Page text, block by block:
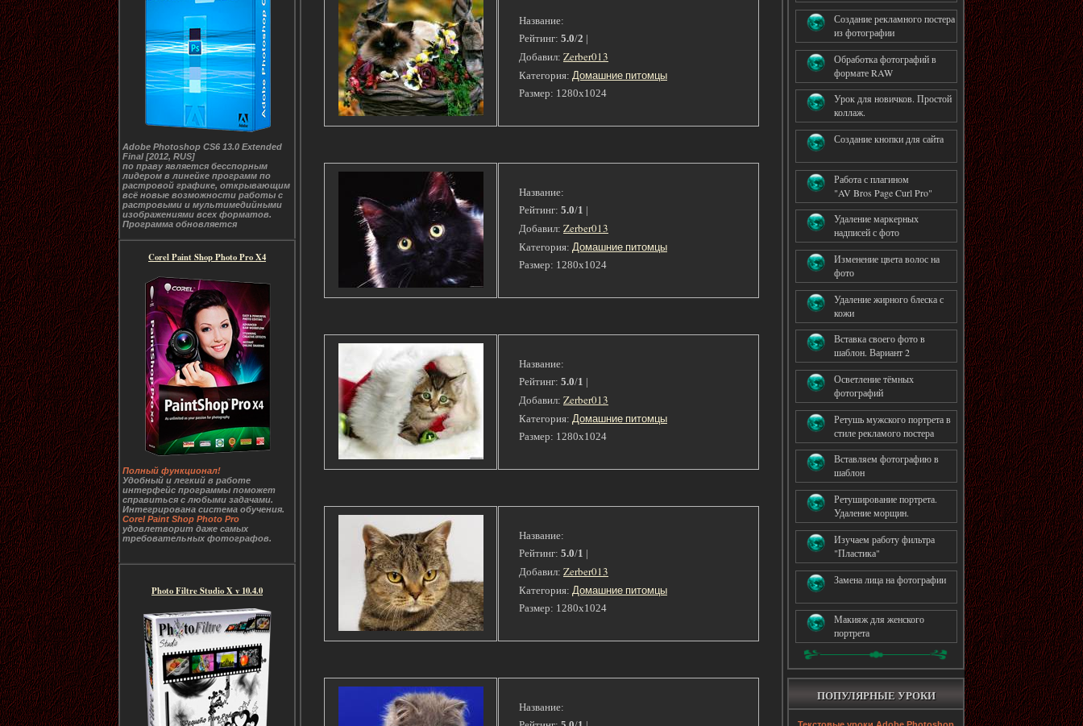
Adobe Photoshop CS6 13.0 Extended
Final [2012, RUS]
по праву является бесспорным
лидером в линейке программ по
растровой графике, открывающим
всё новые возможности работы с
растровыми и мультимедийными
изображениями всех форматов.
Программа обновляется
Corel Paint Shop Photo Pro X4
Полный функционал!
Удобный и легкий в работе
интерфейс программы поможет
справиться с любыми задачами.
Интегрирована система обучения.
Corel Paint Shop Photo Pro
удовлетворит даже самых
требовательных фотографов.
Photo Filtre Studio X v 10.4.0
Создание рекламного постера
из фотографии
Обработка фотографий в
формате RAW
Урок для новичков. Простой
коллаж.
Создание кнопки для сайта
Работа с плагином
"AV Bros Page Curl Pro"
Удаление маркерных
надписей с фото
Изменение цвета волос на
фото
Удаление жирного блеска с
кожи
Вставка своего фото в
шаблон. Вариант 2
Осветление тёмных
фотографий
Ретушь мужского портрета в
стиле рекламого постера
Вставляем фотографию в
шаблон
Ретуширование портрета.
Удаление морщин.
Изучаем работу фильтра
"Пластика"
Замена лица на фотографии
Макияж для женского
портрета
ПОПУЛЯРНЫЕ УРОКИ
Название:
Рейтинг: 5.0/2 |
Добавил: Zerber013
Категория: Домашние питомцы
Размер: 1280x1024
Название:
Рейтинг: 5.0/1 |
Добавил: Zerber013
Категория: Домашние питомцы
Размер: 1280x1024
Название:
Рейтинг: 5.0/1 |
Добавил: Zerber013
Категория: Домашние питомцы
Размер: 1280x1024
Название:
Рейтинг: 5.0/1 |
Добавил: Zerber013
Категория: Домашние питомцы
Размер: 1280x1024
Название: